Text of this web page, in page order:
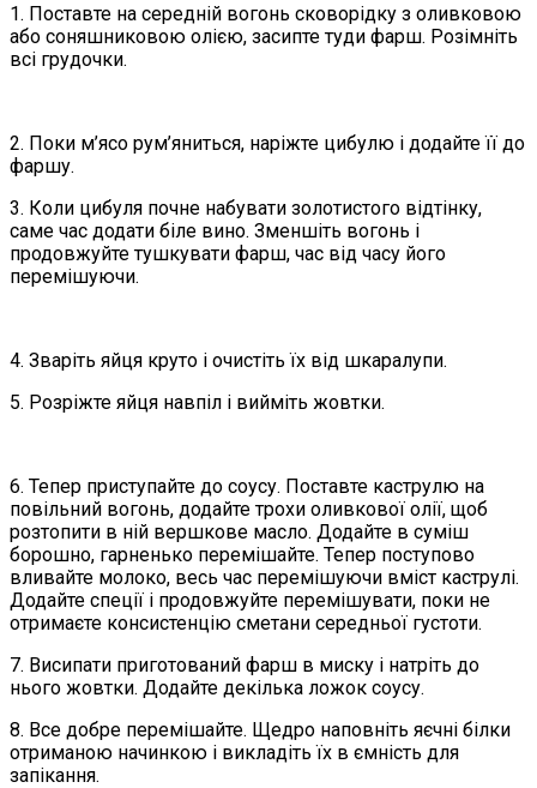
1. Поставте на середній вогонь сковорідку з оливковою
або соняшниковою олією, засипте туди фарш. Розімніть
всі грудочки.
2. Поки м’ясо рум’яниться, наріжте цибулю і додайте її до
фаршу.
3. Коли цибуля почне набувати золотистого відтінку,
саме час додати біле вино. Зменшіть вогонь і
продовжуйте тушкувати фарш, час від часу його
перемішуючи.
4. Зваріть яйця круто і очистіть їх від шкаралупи.
5. Розріжте яйця навпіл і вийміть жовтки.
6. Тепер приступайте до соусу. Поставте каструлю на
повільний вогонь, додайте трохи оливкової олії, щоб
розтопити в ній вершкове масло. Додайте в суміш
борошно, гарненько перемішайте. Тепер поступово
вливайте молоко, весь час перемішуючи вміст каструлі.
Додайте спеції і продовжуйте перемішувати, поки не
отримаєте консистенцію сметани середньої густоти.
7. Висипати приготований фарш в миску і натріть до
нього жовтки. Додайте декілька ложок соусу.
8. Все добре перемішайте. Щедро наповніть яєчні білки
отриманою начинкою і викладіть їх в ємність для
запікання.